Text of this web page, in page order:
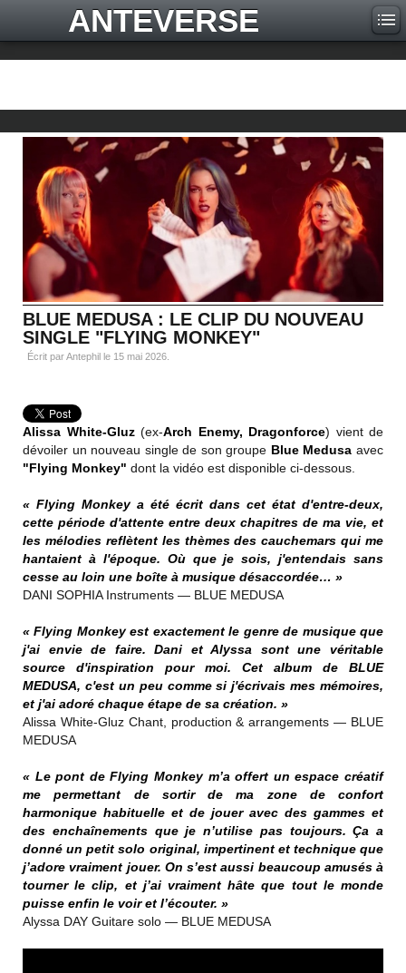
ANTEVERSE
BLUE MEDUSA : LE CLIP DU NOUVEAU
SINGLE "FLYING MONKEY"
Écrit par Antephil le 15 mai 2026
Alissa White-Gluz(ex-Arch Enemy, Dragonforce) vient de
dévoiler un nouveau single de son groupe Blue Medusa avec
"Flying Monkey" dont la vidéo est disponible ci-dessous.
« Flying Monkey a été écrit dans cet état d'entre-deux,
cette période d'attente entre deux chapitres de ma vie, et
les mélodies reflètent les thèmes des cauchemars qui me
hantaient à l'époque. Où que je sois, j'entendais sans
cesse au loin une boîte à musique désaccordée… »
DANI SOPHIA Instruments — BLUE MEDUSA
« Flying Monkey est exactement le genre de musique que
j'ai envie de faire. Dani et Alyssa sont une véritable
source d'inspiration pour moi. Cet album de BLUE
MEDUSA, c'est un peu comme si j'écrivais mes mémoires,
et j'ai adoré chaque étape de sa création. »
Alissa White-Gluz Chant, production & arrangements — BLUE
MEDUSA
« Le pont de Flying Monkey m’a offert un espace créatif
me permettant de sortir de ma zone de confort
harmonique habituelle et de jouer avec des gammes et
des enchaînements que je n’utilise pas toujours. Ça a
donné un petit solo original, impertinent et technique que
j’adore vraiment jouer. On s’est aussi beaucoup amusés à
tourner le clip, et j’ai vraiment hâte que tout le monde
puisse enfin le voir et l’écouter. »
Alyssa DAY Guitare solo — BLUE MEDUSA